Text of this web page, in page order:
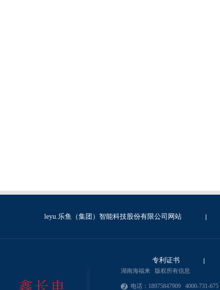
leyu.乐鱼（集团）智能科技股份有限公司网站
专利证书
湖南海福来 版权所有信息
电话：18975847909 4000-731-675